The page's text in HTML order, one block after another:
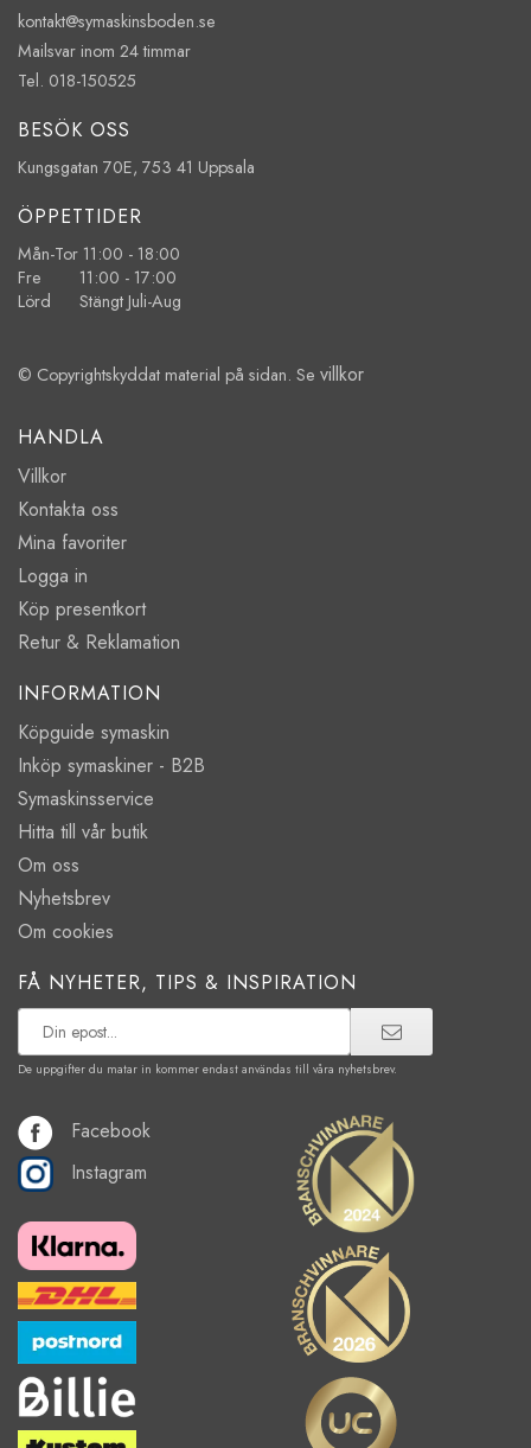
kontakt@symaskinsboden.se
Mailsvar inom 24 timmar
Tel. 018-150525
BESÖK OSS
Kungsgatan 70E, 753 41 Uppsala
ÖPPETTIDER
Mån-Tor 11:00 - 18:00
Fre 11:00 - 17:00
Lörd Stängt Juli-Aug
© Copyrightskyddat material på sidan. Se villkor
HANDLA
Villkor
Kontakta oss
Mina favoriter
Logga in
Köp presentkort
Retur & Reklamation
INFORMATION
Köpguide symaskin
Inköp symaskiner - B2B
Symaskinsservice
Hitta till vår butik
Om oss
Nyhetsbrev
Om cookies
FÅ NYHETER, TIPS & INSPIRATION
De uppgifter du matar in kommer endast användas till våra nyhetsbrev.
Facebook
Instagram